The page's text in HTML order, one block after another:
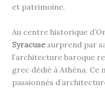
et patrimoine.
Au centre historique
Syracusesurprend par
l’architecture baroque
grec dédié à Athéna. Ce
passionnés